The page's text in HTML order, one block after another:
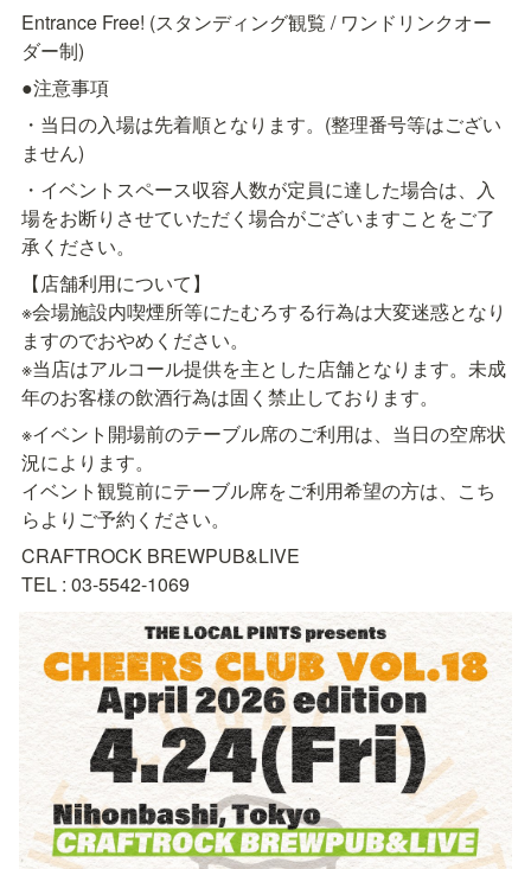
Entrance Free! (スタンディング観覧 / ワンドリンクオー
ダー制)
●注意事項
・当日の入場は先着順となります。(整理番号等はござい
ません)
・イベントスペース収容人数が定員に達した場合は、入
場をお断りさせていただく場合がございますことをご了
承ください。
【店舗利用について】
※会場施設内喫煙所等にたむろする行為は大変迷惑となり
ますのでおやめください。
※当店はアルコール提供を主とした店舗となります。未成
年のお客様の飲酒行為は固く禁止しております。
※イベント開場前のテーブル席のご利用は、当日の空席状
況によります。
イベント観覧前にテーブル席をご利用希望の方は、こち
らよりご予約ください。
CRAFTROCK BREWPUB&LIVE
TEL : 03-5542-1069